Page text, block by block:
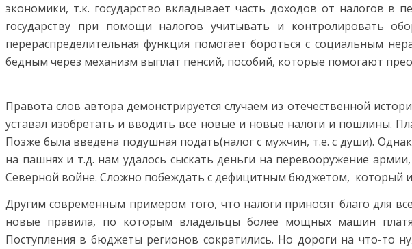
экономики, т.к. государство вкладывает часть доходов от налогов в
государству при помощи налогов учитывать и контролировать
перераспределительная функция помогает бороться с социальным
бедным через механизм выплат пенсий, пособий, которые помогают
Правота слов автора демонстрируется случаем из отечественной
уставал изобретать и вводить все новые и новые налоги и пошлины.
Позже была введена подушная подать(налог с мужчин, т.е. с души).
на пашнях и т.д. нам удалось сыскать деньги на перевооружение
Северной войне. Сложно побеждать с дефицитным бюджетом, который
Другим современным примером того, что налоги приносят благо для
новые правила, по которым владельцы более мощных машин
Поступления в бюджеты регионов сократились. Но дороги на что-то